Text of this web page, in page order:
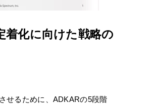
化に向けた戦略の
せるために、ADKARの5段階